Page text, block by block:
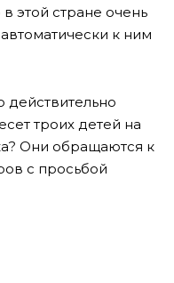
этой стране очень
к ним
действительно
троих детей на
Они обращаются к
с просьбой